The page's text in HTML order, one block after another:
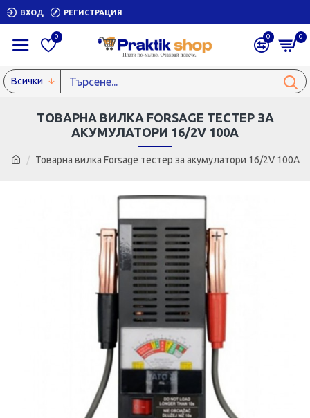
ВХОД РЕГИСТРАЦИЯ
0 0 0
Всички
Товарна вилка Forsage тестер за акумулатори 16/2V 100A
ТОВАРНА ВИЛКА FORSAGE ТЕСТЕР ЗА
АКУМУЛАТОРИ 16/2V 100A